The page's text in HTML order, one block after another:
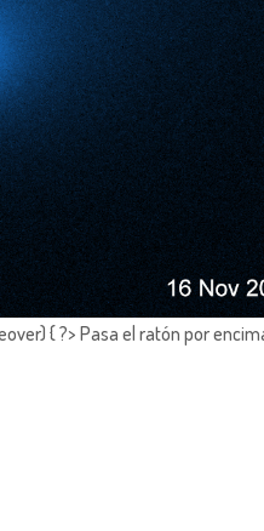
{ ?> Pasa el ratón por